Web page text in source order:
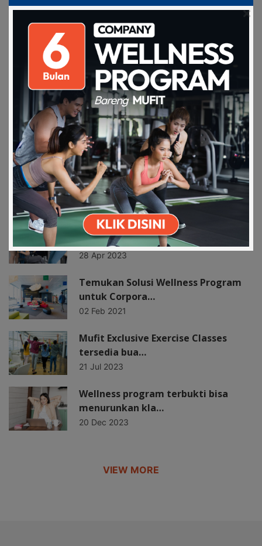
Download on the
Apps Store
Get it on Play
Store
SHARE
RELATED ARTICLES
Teruntuk para HRD, yang ingin tau
kondisi fis…
28 Sep 2022
Benefit-benefit coorporate wellness
program u…
28 Apr 2023
Temukan Solusi Wellness Program
untuk Corpora…
02 Feb 2021
Mufit Exclusive Exercise Classes
tersedia bua…
21 Jul 2023
Wellness program terbukti bisa
menurunkan kla…
20 Dec 2023
VIEW MORE